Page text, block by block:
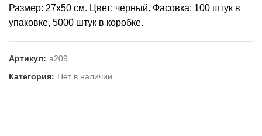
Размер: 27х50 см. Цвет: черный. Фасовка: 100 штук в
упаковке, 5000 штук в коробке.
Артикул: а209
Категория: Нет в наличии